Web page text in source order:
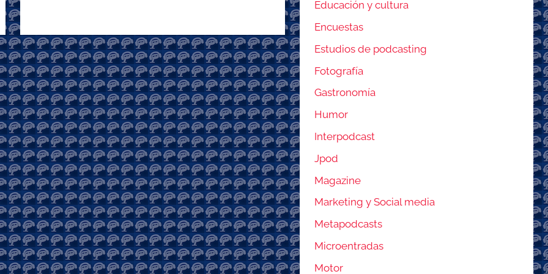
Educación y cultura
Encuestas
Estudios de podcasting
Fotografía
Gastronomía
Humor
Interpodcast
Jpod
Magazine
Marketing y Social media
Metapodcasts
Microentradas
Motor